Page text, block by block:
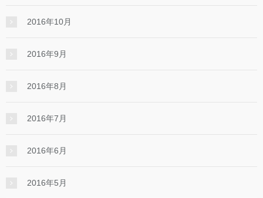
2016年10月
2016年9月
2016年8月
2016年7月
2016年6月
2016年5月